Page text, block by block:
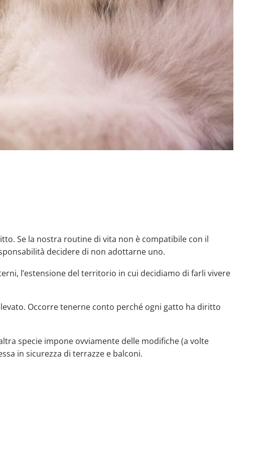
Se la nostra routine di vita non è compatibile con il
decidere di non adottarne uno.⠀
l’estensione del territorio in cui decidiamo di farli vivere
Occorre tenerne conto perché ogni gatto ha diritto
specie impone ovviamente delle modifiche (a volte
in sicurezza di terrazze e balconi. ⠀